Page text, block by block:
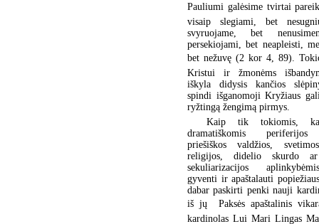
Pauliumi galėsime tvirtai
visaip slegiami, bet
svyruojame, bet
persekiojami, bet neapleisti,
bet nežuvę (2 kor 4, 89).
Kristui ir žmonėms
iškyla didysis kančios
spindi išganomoji Kryžiaus
ryžtingą žengimą pirmys.
Kaip tik tokiomis,
dramatiškomis periferijos
priešiškos valdžios,
religijos, didelio skurdo ar
sekuliarizacijos
gyventi ir apaštalauti
dabar paskirti penki nauji
iš jų  Paksės apaštalinis
kardinolas Lui Mari Lingas